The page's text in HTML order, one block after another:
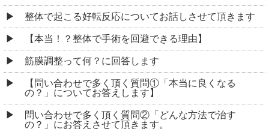
整体で起こる好転反応についてお話しさせて頂きます
【本当！？整体で手術を回避できる理由】
筋膜調整って何？に回答します
【問い合わせで多く頂く質問①「本当に良くなる
の？」についてお答えします】
問い合わせで多く頂く質問②「どんな方法で治す
の？」にお答えさせて頂きます。